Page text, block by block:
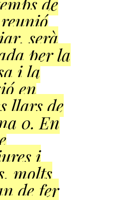
serà
per la
i la
en
llars de
0. En
i
molts
de fer